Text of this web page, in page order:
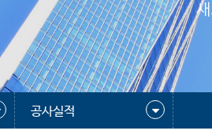
공사실적